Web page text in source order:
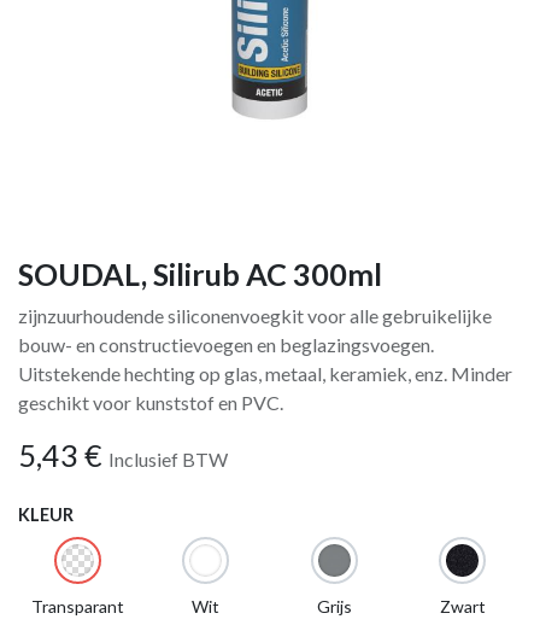
SOUDAL, Silirub AC 300ml
zijnzuurhoudende siliconenvoegkit voor alle gebruikelijke
bouw- en constructievoegen en beglazingsvoegen.
Uitstekende hechting op glas, metaal, keramiek, enz. Minder
geschikt voor kunststof en PVC.
5,43 € Inclusief BTW
KLEUR
Transparant Wit Grijs Zwart